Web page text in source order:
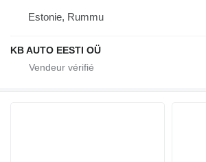
Estonie, Rummu
KB AUTO EESTI OÜ